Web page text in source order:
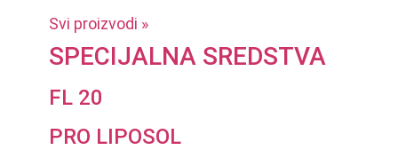
Svi proizvodi »
SPECIJALNA SREDSTVA
FL 20
PRO LIPOSOL